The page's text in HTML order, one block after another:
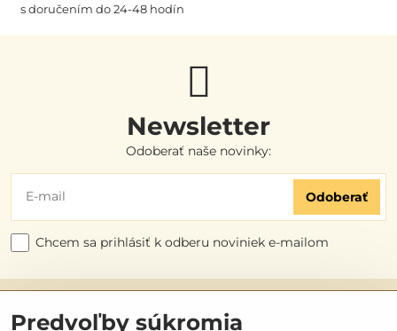
s doručením do 24-48 hodín
Newsletter
Odoberať naše novinky:
Odoberať
Chcem sa prihlásiť k odberu noviniek e-mailom
Užitočné odkazy
Predvoľby súkromia